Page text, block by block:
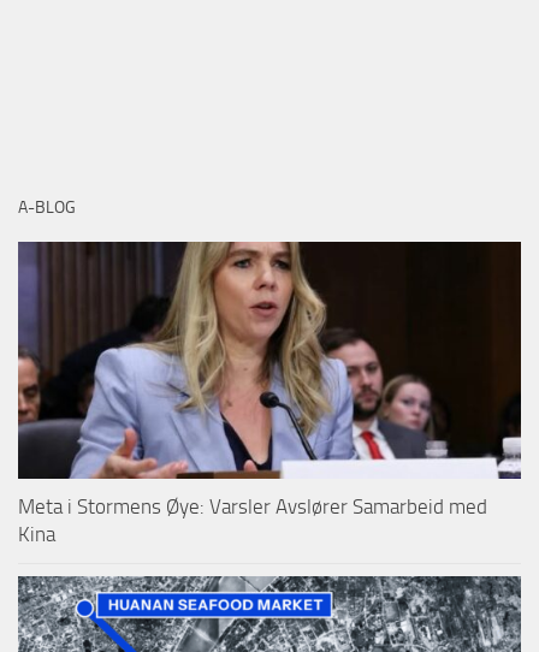
A-BLOG
Meta i Stormens Øye: Varsler Avslører Samarbeid med
Kina